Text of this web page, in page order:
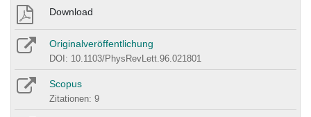
Download
Originalveröffentlichung
DOI: 10.1103/PhysRevLett.96.021801
Scopus
Zitationen: 9